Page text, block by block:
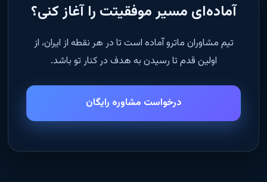
آماده‌ای مسیر موفقیتت را آغاز کنی؟
تیم مشاوران ماترو آماده است تا در هر نقطه از ایران، از
اولین قدم تا رسیدن به هدف در کنار تو باشد.
درخواست مشاوره رایگان